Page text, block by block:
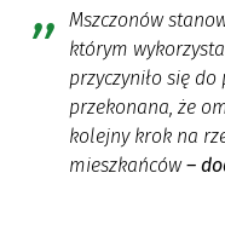
Mszczonów
którym
przyczyniło się
przekonana, że
kolejny krok na
mieszkańców–